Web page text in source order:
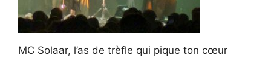
MC Solaar, l’as de trèfle qui pique ton cœur